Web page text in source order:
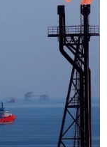
vừa Bộ
chế tuyển
có hiệu lực từ